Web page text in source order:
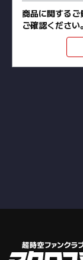
商品に関する
ご確認ください。